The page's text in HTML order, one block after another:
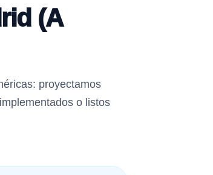
(A
proyectamos
o listos